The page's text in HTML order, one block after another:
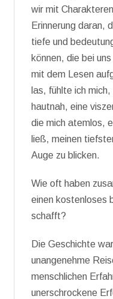
wir mit
Erinnerung daran,
tiefe und
können, die bei
mit dem Lesen
las, fühlte ich
hautnah, eine
die mich atemlos,
ließ, meinen
Auge zu blicken.
Wie oft haben
einen kostenloses
schafft?
Die Geschichte
unangenehme
menschlichen
unerschrockene